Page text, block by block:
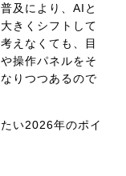
及により、AIと
きくシフトして
えなくても、目
操作パネルをそ
りつつあるので
い2026年のポイ